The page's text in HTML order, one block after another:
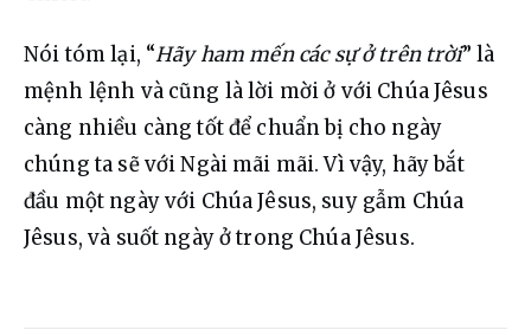
Nói tóm lại, “Hãy ham mến các sự ở trên trời” là
mệnh lệnh và cũng là lời mời ở với Chúa Jêsus
càng nhiều càng tốt để chuẩn bị cho ngày
chúng ta sẽ với Ngài mãi mãi. Vì vậy, hãy bắt
đầu một ngày với Chúa Jêsus, suy gẫm Chúa
Jêsus, và suốt ngày ở trong Chúa Jêsus.